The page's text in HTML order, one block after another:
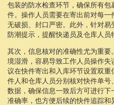
包装的防水检查环节，确保所有
件。操作人员需要在寄出前对每
无破损、封口严密。此外，针对
防潮提示，提醒快递员及仓库人员
其次，信息核对的准确性尤为重
境湿滑，容易导致工作人员操作
议在快件寄出和入库环节设置双
件人和仓库人员分别核对快件单
数据，确保信息一致后方可进行
准确率，也方便后续的快件追踪和